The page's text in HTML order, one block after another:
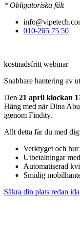
* Obligatoriska fält
info
010-265 75 50
kostnadsfritt webinar
Snabbare hantering av
Den 21 april klockan
Häng med när Dina
igenom Findity.
Allt detta får du med dig:
Verktyget och
Utbetalningar
Automatiserad
Smidig
Säkra din plats redan